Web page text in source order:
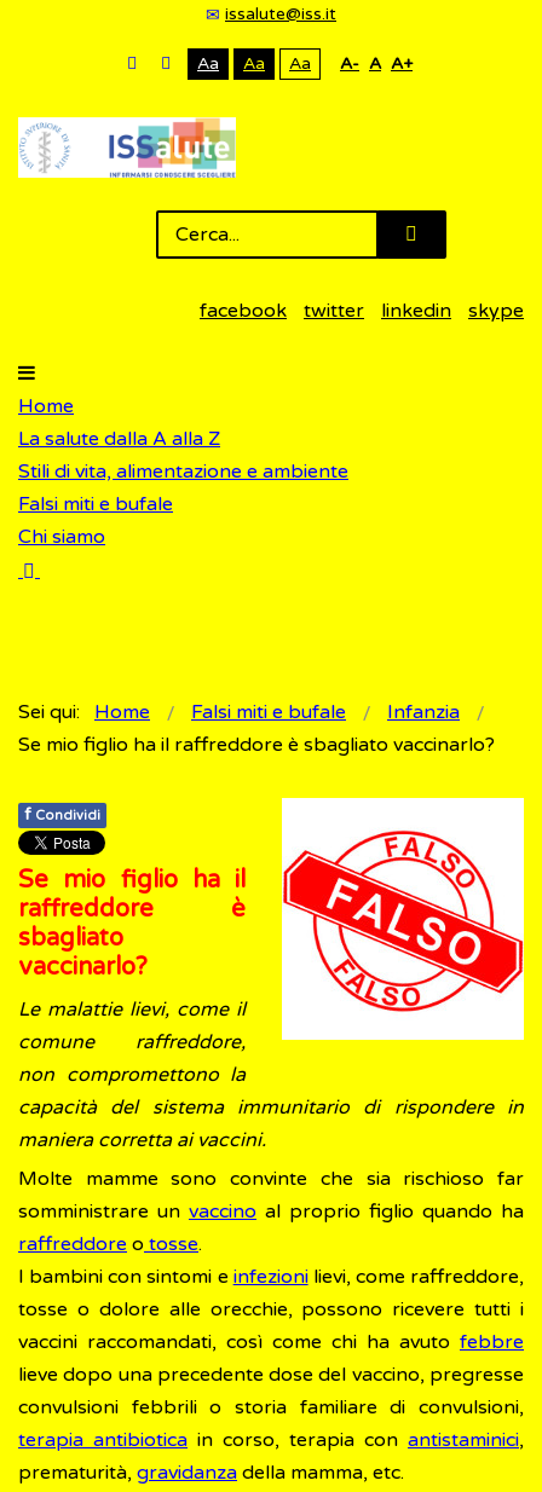
issalute@iss.it
Aa Aa Aa A- A A+
facebook twitter linkedin skype
Home
La salute dalla A alla Z
Stili di vita, alimentazione e ambiente
Falsi miti e bufale
Chi siamo
Sei qui: Home Falsi miti e bufale
Infanzia
Se mio figlio ha il raffreddore è sbagliato vaccinarlo?
f Condividi
Se mio figlio ha il
raffreddore è
sbagliato
vaccinarlo?
Le malattie lievi, come il
comune raffreddore,
non compromettono la
capacità del sistema immunitario di rispondere in
maniera corretta ai vaccini.
Molte mamme sono convinte che sia rischioso far
somministrare un vaccino al proprio figlio quando ha
raffreddore o tosse.
I bambini con sintomi e infezionilievi, come raffreddore,
tosse o dolore alle orecchie, possono ricevere tutti i
vaccini raccomandati, così come chi ha avuto febbre
lieve dopo una precedente dose del vaccino, pregresse
convulsioni febbrili o storia familiare di convulsioni,
terapia antibiotica in corso, terapia con antistaminici,
prematurità, gravidanza della mamma, etc.